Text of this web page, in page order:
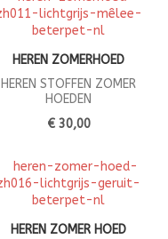
HEREN ZOMERHOED
HEREN STOFFEN ZOMER
HOEDEN
€ 30,00
HEREN ZOMER HOED